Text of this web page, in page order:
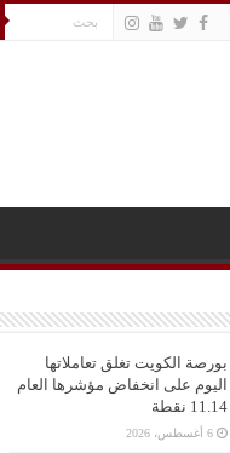
بورصة الكويت تغلق تعاملاتها
اليوم على انخفاض مؤشرها العام
11.14 نقطة
6 أغسطس، 2026